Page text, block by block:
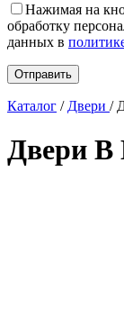
Нажимая на
обработку
данных в
Каталог / Двери /
Двери B